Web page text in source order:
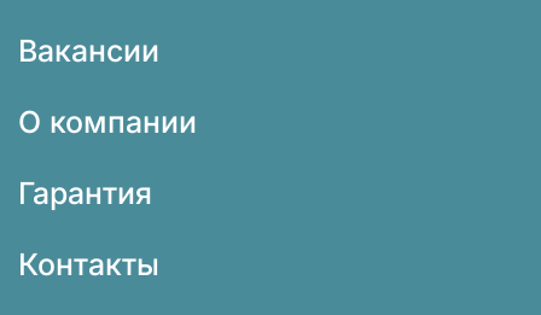
Вакансии
О компании
Гарантия
Контакты